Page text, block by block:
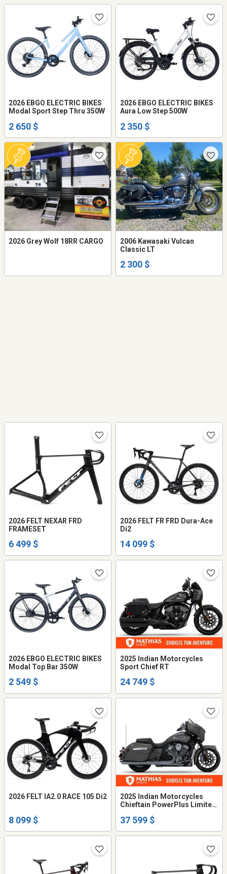
2026 EBGO ELECTRIC BIKES
Modal Sport Step Thru 350W
2 650 $
2026 EBGO ELECTRIC BIKES
Aura Low Step 500W
2 350 $
2026 Grey Wolf 18RR CARGO
2006 Kawasaki Vulcan
Classic LT
2 300 $
2026 FELT NEXAR FRD
FRAMESET
6 499 $
2026 FELT FR FRD Dura-Ace
Di2
14 099 $
2026 EBGO ELECTRIC BIKES
Modal Top Bar 350W
2 549 $
2025 Indian Motorcycles
Sport Chief RT
24 749 $
2026 FELT IA2.0 RACE 105 Di2
8 099 $
2025 Indian Motorcycles
Chieftain PowerPlus Limited
37 599 $